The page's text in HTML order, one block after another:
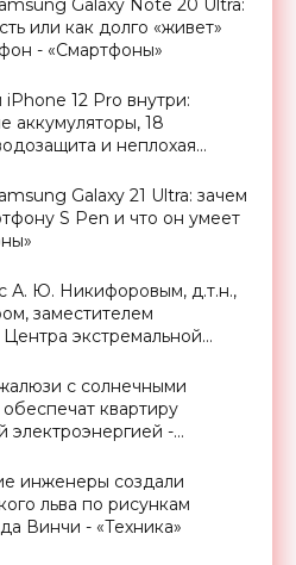
Galaxy Note 20 Ultra:
или как долго «живет»
- «Смартфоны»
iPhone 12 Pro внутри:
аккумуляторы, 18
и неплохая
Galaxy 21 Ultra: зачем
S Pen и что он умеет
А. Ю. Никифоровым, д.т.н.,
заместителем
экстремальной
с солнечными
квартиру
электроэнергией -
инженеры создали
льва по рисункам
Винчи - «Техника»